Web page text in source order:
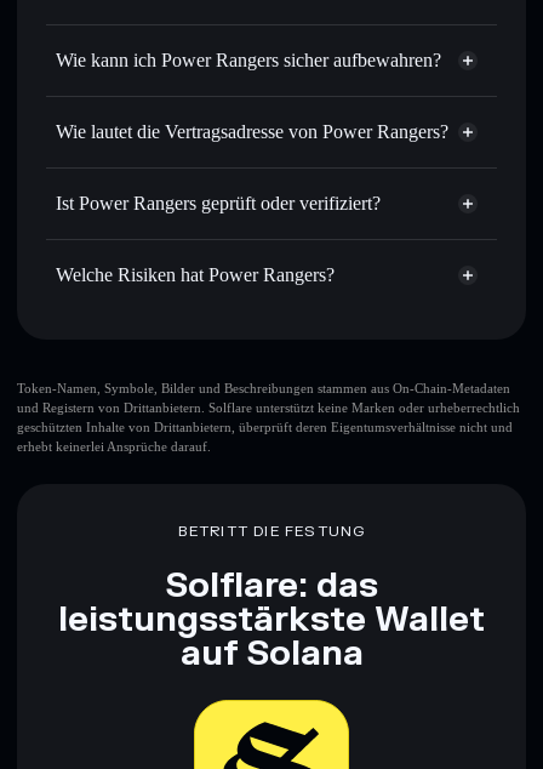
Zielkurs für JASON
Durchschnittskosteneffekt nutzen– Schritt für Schritt
– übertrage JASON, ohne Wallets öffentlich
zu verknüpfen, mithilfe des in Solflare integrierten Privacy
Marktkapitalisierung und Liquidität von JASON
Sicher verwahren – halte JASON in einer nicht
Privacy
Wie kann ich Power Rangers sicher aufbewahren?
Power Rangers
Wie lautet die Vertragsadresse von Power Rangers?
Power Rangers
F6wT4dZJrDw1DkyaZXNStfsCYaZqAu9NzDsF9v3abonk
Solflare-Wallet
Ist Power Rangers geprüft oder verifiziert?
Power Rangers
derzeit nicht
Welche Risiken hat Power Rangers?
Haftungsausschluss: Diese Informationen dienen
Token-Namen, Symbole, Bilder und Beschreibungen stammen aus On-Chain-Metadaten
und Registern von Drittanbietern. Solflare unterstützt keine Marken oder urheberrechtlich
geschützten Inhalte von Drittanbietern, überprüft deren Eigentumsverhältnisse nicht und
erhebt keinerlei Ansprüche darauf.
BETRITT DIE FESTUNG
Solflare: das
leistungsstärkste Wallet
auf Solana